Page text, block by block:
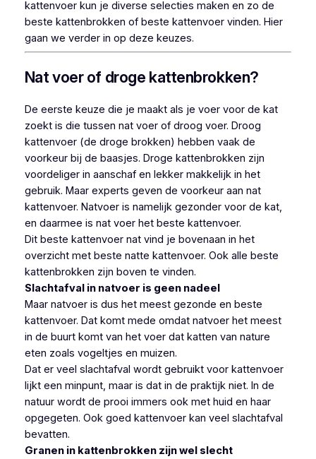
kattenvoer kun je diverse selecties maken en zo de
beste kattenbrokken of beste kattenvoer vinden. Hier
gaan we verder in op deze keuzes.
Nat voer of droge kattenbrokken?
De eerste keuze die je maakt als je voer voor de kat
zoekt is die tussen nat voer of droog voer. Droog
kattenvoer (de droge brokken) hebben vaak de
voorkeur bij de baasjes. Droge kattenbrokken zijn
voordeliger in aanschaf en lekker makkelijk in het
gebruik. Maar experts geven de voorkeur aan nat
kattenvoer. Natvoer is namelijk gezonder voor de kat,
en daarmee is nat voer het beste kattenvoer.
Dit beste kattenvoer nat vind je bovenaan in het
overzicht met beste natte kattenvoer. Ook alle beste
kattenbrokken zijn boven te vinden.
Slachtafval in natvoer is geen nadeel
Maar natvoer is dus het meest gezonde en beste
kattenvoer. Dat komt mede omdat natvoer het meest
in de buurt komt van het voer dat katten van nature
eten zoals vogeltjes en muizen.
Dat er veel slachtafval wordt gebruikt voor kattenvoer
lijkt een minpunt, maar is dat in de praktijk niet. In de
natuur wordt de prooi immers ook met huid en haar
opgegeten. Ook goed kattenvoer kan veel slachtafval
bevatten.
Granen in kattenbrokken zijn wel slecht